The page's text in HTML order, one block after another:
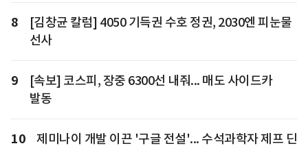
8
[김창균 칼럼] 4050 기득권 수호 정권, 2030엔 피눈물
선사
9
[속보] 코스피, 장중 6300선 내줘... 매도 사이드카
발동
10
제미나이 개발 이끈 '구글 전설'... 수석과학자 제프 딘